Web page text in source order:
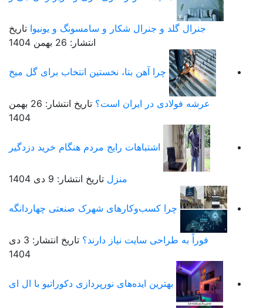
جنرال گلد و جنرال شکار و سامسونگ و یونیوا تاریخ
انتشار: 26 بهمن 1404
چرا آهن بتا، نخستین انتخاب برای گل میخ
عرشه فولادی در ایران است؟
تاریخ انتشار: 26 بهمن
1404
اشتباهات رایج مردم هنگام خرید دزدگیر
منزل تاریخ انتشار: 9 دی 1404
چرا کسب‌وکارهای شهرک صنعتی چهاردانگه
فوراً به طراحی سایت نیاز دارند؟
تاریخ انتشار: 3 دی
1404
بهترین ایده‌های نورپردازی دکوراتیو با ال ای